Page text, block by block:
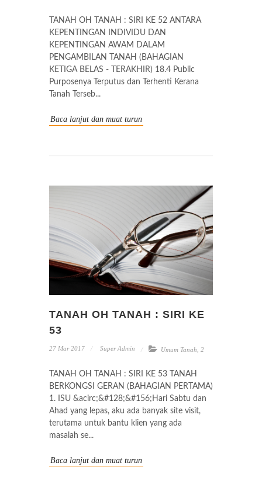
TANAH OH TANAH : SIRI KE 52 ANTARA
KEPENTINGAN INDIVIDU DAN
KEPENTINGAN AWAM DALAM
PENGAMBILAN TANAH (BAHAGIAN
KETIGA BELAS - TERAKHIR) 18.4 Public
Purposenya Terputus dan Terhenti Kerana
Tanah Terseb...
Baca lanjut dan muat turun
TANAH OH TANAH : SIRI KE
53
27 Mar 2017 Super Admin Umum Tanah 2
TANAH OH TANAH : SIRI KE 53 TANAH
BERKONGSI GERAN (BAHAGIAN PERTAMA)
1. ISU &acirc;&#128;&#156;Hari Sabtu dan
Ahad yang lepas, aku ada banyak site visit,
terutama untuk bantu klien yang ada
masalah se...
Baca lanjut dan muat turun